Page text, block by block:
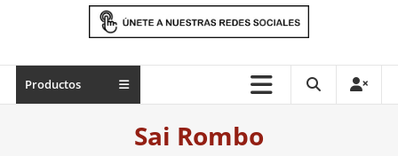
marciales
Todo
necesario
Productos
Sai Rombo